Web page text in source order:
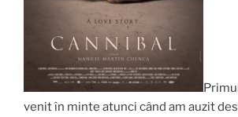
venit în minte atunci când am auzit